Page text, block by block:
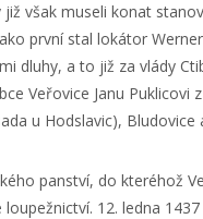
však museli konat
první stal lokátor
dluhy, a to již za vlády
Veřovice Janu
u Hodslavic), Bludovice
panství, do kteréhož
12. ledna